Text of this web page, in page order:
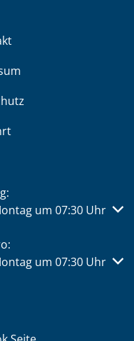
Schließzeiten
um 07:30 Uhr
Schließzeiten
um 07:30 Uhr